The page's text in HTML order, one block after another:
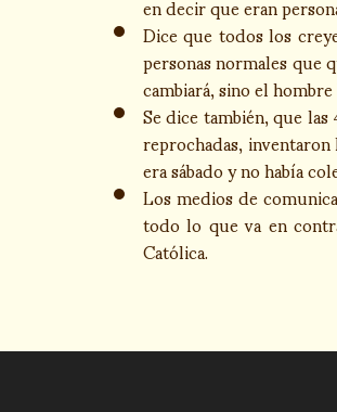
Dice que todos los
personas normales que
cambiará, sino el
Se dice también, que
reprochadas,
era sábado y no había
Los medios de
todo lo que va en
Católica.